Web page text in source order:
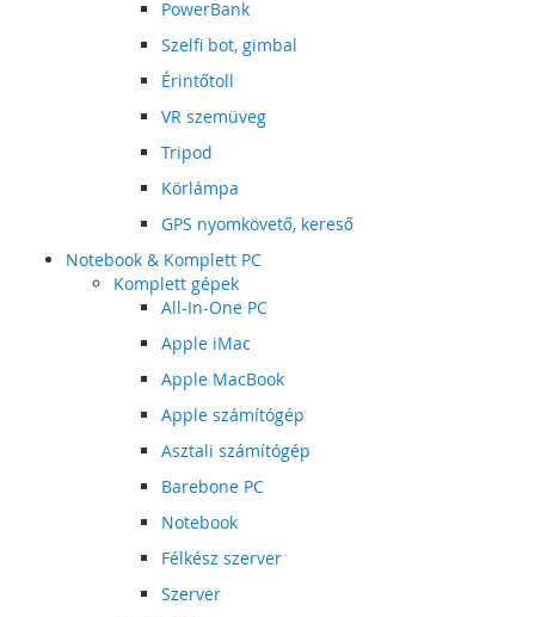
PowerBank
Szelfi bot, gimbal
Érintőtoll
VR szemüveg
Tripod
Körlámpa
GPS nyomkövető, kereső
Notebook & Komplett PC
Komplett gépek
All-In-One PC
Apple iMac
Apple MacBook
Apple számítógép
Asztali számítógép
Barebone PC
Notebook
Félkész szerver
Szerver